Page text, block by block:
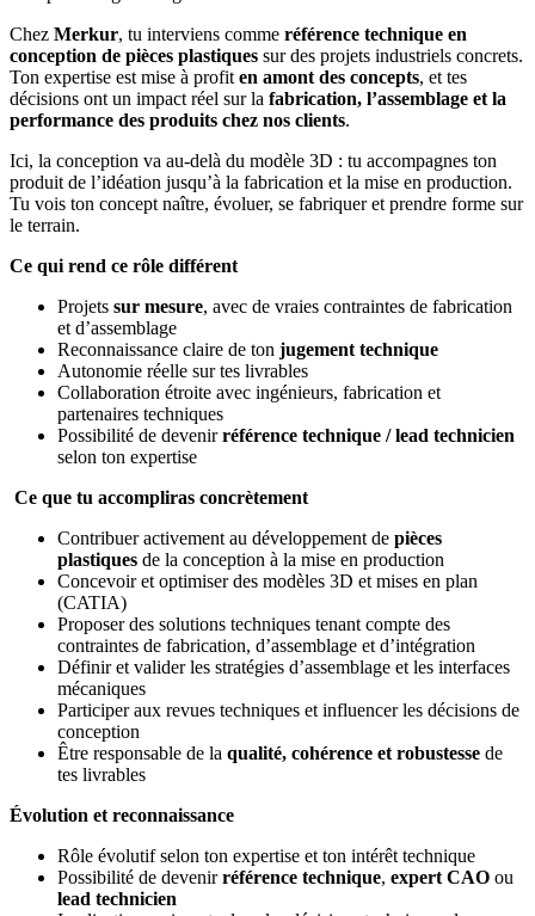
Chez Merkur, tu interviens comme référence technique en
conception de pièces plastiques sur des projets industriels concrets.
Ton expertise est mise à profit en amont des concepts, et tes
décisions ont un impact réel sur la fabrication, l’assemblage et la
performance des produits chez nos clients.
Ici, la conception va au‑delà du modèle 3D : tu accompagnes ton
produit de l’idéation jusqu’à la fabrication et la mise en production.
Tu vois ton concept naître, évoluer, se fabriquer et prendre forme sur
le terrain.
Ce qui rend ce rôle différent
Projets sur mesure, avec de vraies contraintes de fabrication
et d’assemblage
Reconnaissance claire de ton jugement technique
Autonomie réelle sur tes livrables
Collaboration étroite avec ingénieurs, fabrication et
partenaires techniques
Possibilité de devenirréférence technique / lead technicien
selon ton expertise
Ce que tu accompliras concrètement
Contribuer activement au développement de pièces
plastiques de la conception à la mise en production
Concevoir et optimiser des modèles 3D et mises en plan
(CATIA)
Proposer des solutions techniques tenant compte des
contraintes de fabrication, d’assemblage et d’intégration
Définir et valider les stratégies d’assemblage et les interfaces
mécaniques
Participer aux revues techniques et influencer les décisions de
conception
Être responsable de la qualité, cohérence et robustesse de
tes livrables
Évolution et reconnaissance
Rôle évolutif selon ton expertise et ton intérêt technique
Possibilité de devenirréférence technique, expert CAO ou
lead technicien